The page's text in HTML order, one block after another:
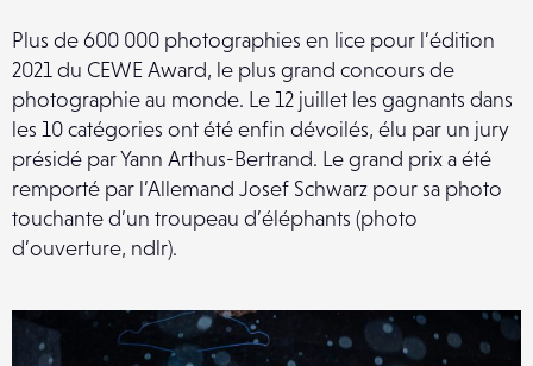
Plus de 600 000 photographies en lice pour l’édition
2021 du CEWE Award, le plus grand concours de
photographie au monde. Le 12 juillet les gagnants dans
les 10 catégories ont été enfin dévoilés, élu par un jury
présidé par Yann Arthus-Bertrand. Le grand prix a été
remporté par l’Allemand Josef Schwarz pour sa photo
touchante d’un troupeau d’éléphants (photo
d’ouverture, ndlr).